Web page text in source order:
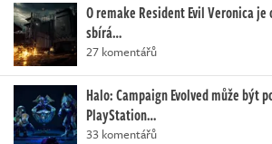
O remake Resident Evil Veronica
sbírá…
27 komentářů
Halo: Campaign Evolved může být
PlayStation…
33 komentářů